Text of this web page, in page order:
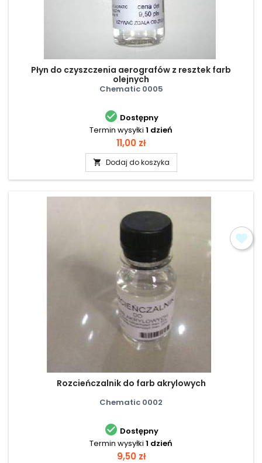
Płyn do czyszczenia aerografów z resztek farb
olejnych
Chematic 0005
 Dostępny
Termin wysyłki 1 dzień
Cena
11,00 zł
 Dodaj do koszyka
Rozcieńczalnik do farb akrylowych
Chematic 0002
 Dostępny
Termin wysyłki 1 dzień
Cena
9,50 zł